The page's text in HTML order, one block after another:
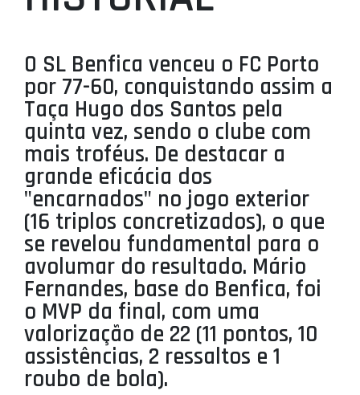
PROJETOS
LIGA BETCLIC FEMININA
O SL Benfica venceu o FC Porto
por 77-60, conquistando assim a
Taça Hugo dos Santos pela
quinta vez, sendo o clube com
mais troféus. De destacar a
grande eficácia dos
"encarnados" no jogo exterior
(16 triplos concretizados), o que
se revelou fundamental para o
avolumar do resultado. Mário
Fernandes, base do Benfica, foi
o MVP da final, com uma
valorização de 22 (11 pontos, 10
assistências, 2 ressaltos e 1
roubo de bola).